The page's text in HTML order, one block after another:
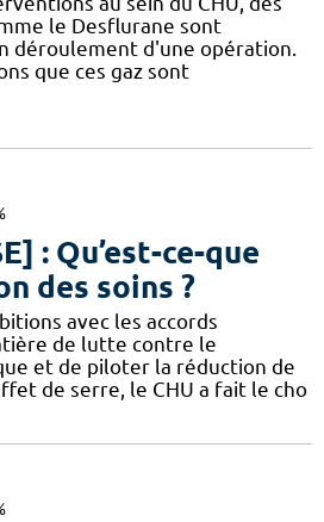
le Desflurane sont
déroulement d'une opération.
que ces gaz sont
: Qu’est-ce-que
des soins ?
avec les accords
de lutte contre le
et de piloter la réduction de
de serre, le CHU a fait le cho